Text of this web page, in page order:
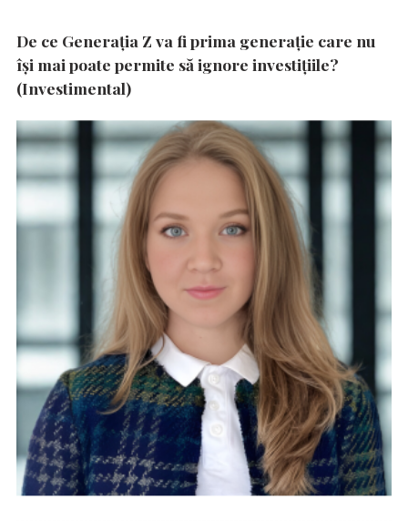
De ce Generația Z va fi prima generație care nu
își mai poate permite să ignore investițiile?
(Investimental)